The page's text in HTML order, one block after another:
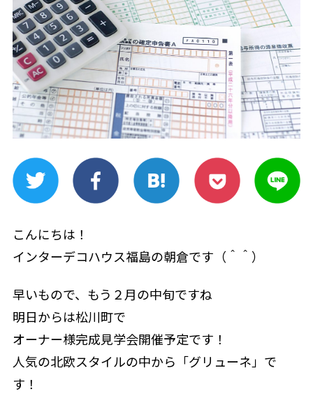
こんにちは！
インターデコハウス福島の朝倉です（＾＾）
早いもので、もう２月の中旬ですね
明日からは松川町で
オーナー様完成見学会開催予定です！
人気の北欧スタイルの中から「グリューネ」で
す！